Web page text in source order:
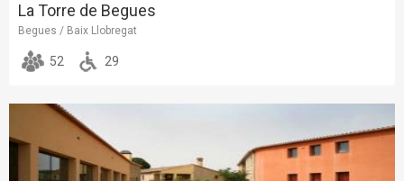
La Torre de Begues
Begues / Baix Llobregat
52 29